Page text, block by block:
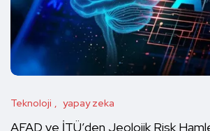
Teknoloji yapay zeka
AFAD ve İTÜ’den Jeolojik Risk